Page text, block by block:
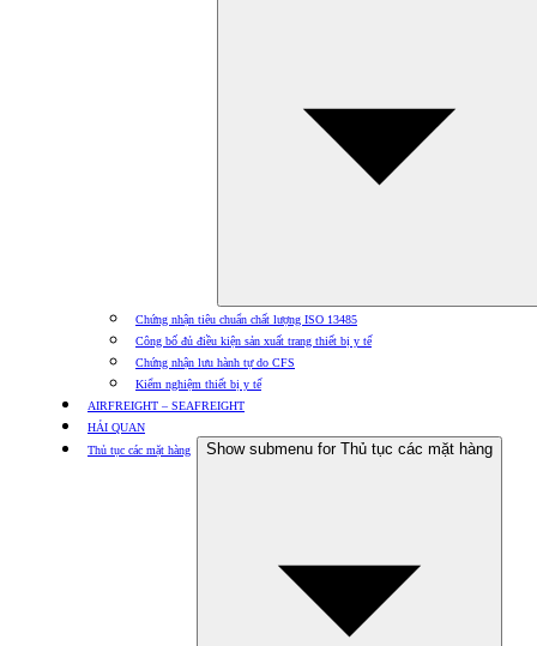
Chứng nhận tiêu chuẩn chất lượng ISO 13485
Công bố đủ điều kiện sản xuất trang thiết bị y tế
Chứng nhận lưu hành tự do CFS
Kiểm nghiệm thiết bị y tế
AIRFREIGHT – SEAFREIGHT
HẢI QUAN
Thủ tục các mặt hàng
Show submenu for Thủ tục các mặt hàng